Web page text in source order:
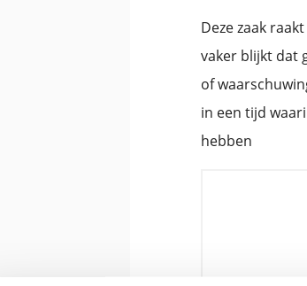
Deze zaak
vaker blijkt dat
of
in een tijd
hebben